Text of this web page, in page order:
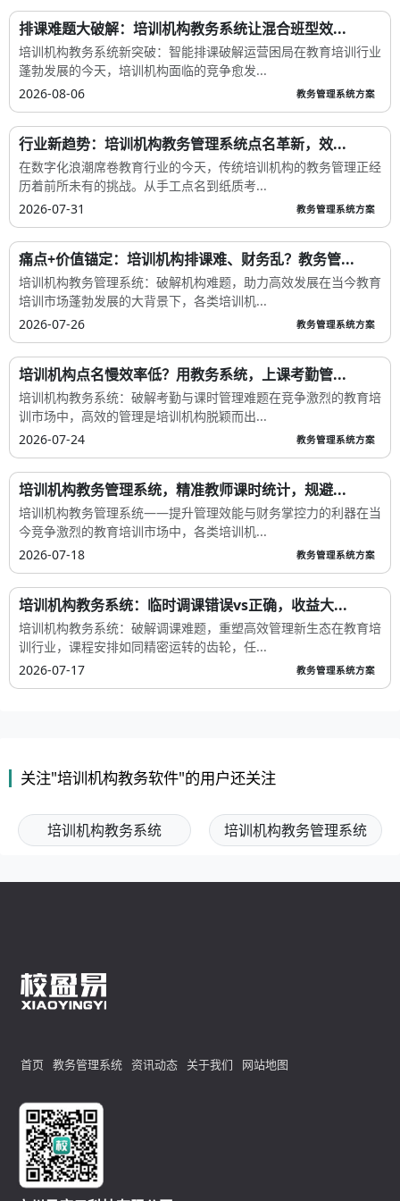
排课难题大破解：培训机构教务系统让混合班型效...
培训机构教务系统新突破：智能排课破解运营困局在教育培训行业
蓬勃发展的今天，培训机构面临的竞争愈发...
2026-08-06
教务管理系统方案
行业新趋势：培训机构教务管理系统点名革新，效...
在数字化浪潮席卷教育行业的今天，传统培训机构的教务管理正经
历着前所未有的挑战。从手工点名到纸质考...
2026-07-31
教务管理系统方案
痛点+价值锚定：培训机构排课难、财务乱？教务管...
培训机构教务管理系统：破解机构难题，助力高效发展在当今教育
培训市场蓬勃发展的大背景下，各类培训机...
2026-07-26
教务管理系统方案
培训机构点名慢效率低？用教务系统，上课考勤管...
培训机构教务系统：破解考勤与课时管理难题在竞争激烈的教育培
训市场中，高效的管理是培训机构脱颖而出...
2026-07-24
教务管理系统方案
培训机构教务管理系统，精准教师课时统计，规避...
培训机构教务管理系统——提升管理效能与财务掌控力的利器在当
今竞争激烈的教育培训市场中，各类培训机...
2026-07-18
教务管理系统方案
培训机构教务系统：临时调课错误vs正确，收益大...
培训机构教务系统：破解调课难题，重塑高效管理新生态在教育培
训行业，课程安排如同精密运转的齿轮，任...
2026-07-17
教务管理系统方案
关注"培训机构教务软件"的用户还关注
培训机构教务系统 培训机构教务管理系统
首页 教务管理系统 资讯动态 关于我们 网站地图